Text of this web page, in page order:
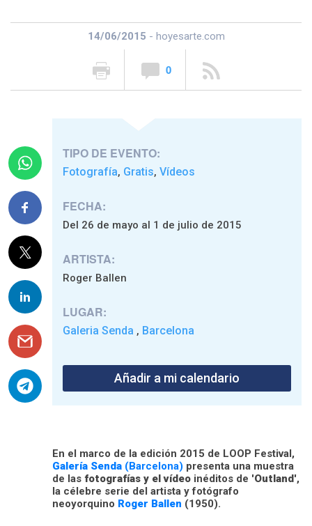
14/06/2015 - hoyesarte.com
0
TIPO DE EVENTO:
Fotografía, Gratis, Vídeos
FECHA:
Del 26 de mayo al 1 de julio de 2015
ARTISTA:
Roger Ballen
LUGAR:
Galeria Senda , Barcelona
Añadir a mi calendario
En el marco de la edición 2015 de LOOP Festival,
Galería Senda (Barcelona) presenta una muestra
de las fotografías y el vídeo inéditos de 'Outland',
la célebre serie del artista y fotógrafo
neoyorquino Roger Ballen (1950).